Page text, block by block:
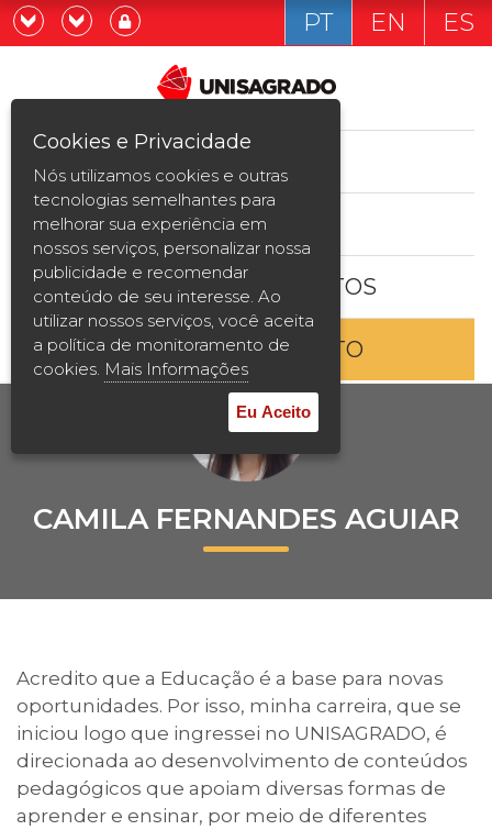
Graduação
Pós-graduação e MBA
Curta Duração
Vestibular
2ª Graduação
Transferência
Reingresso
Prouni
Contatos
Calendário acadêmico
Internacionalização
Já sou estudande
Quero ser estudante
PT EN ES
ESTUDE AQUI
BOLSAS E DESCONTOS
ENTRE EM CONTATO
CAMILA FERNANDES AGUIAR
Acredito que a Educação é a base para novas
oportunidades. Por isso, minha carreira, que se
iniciou logo que ingressei no UNISAGRADO, é
direcionada ao desenvolvimento de conteúdos
pedagógicos que apoiam diversas formas de
aprender e ensinar, por meio de diferentes
Cookies e Privacidade
Nós utilizamos cookies e outras
tecnologias semelhantes para
melhorar sua experiência em
nossos serviços, personalizar nossa
publicidade e recomendar
conteúdo de seu interesse. Ao
utilizar nossos serviços, você aceita
a política de monitoramento de
cookies. Mais Informações
Eu Aceito